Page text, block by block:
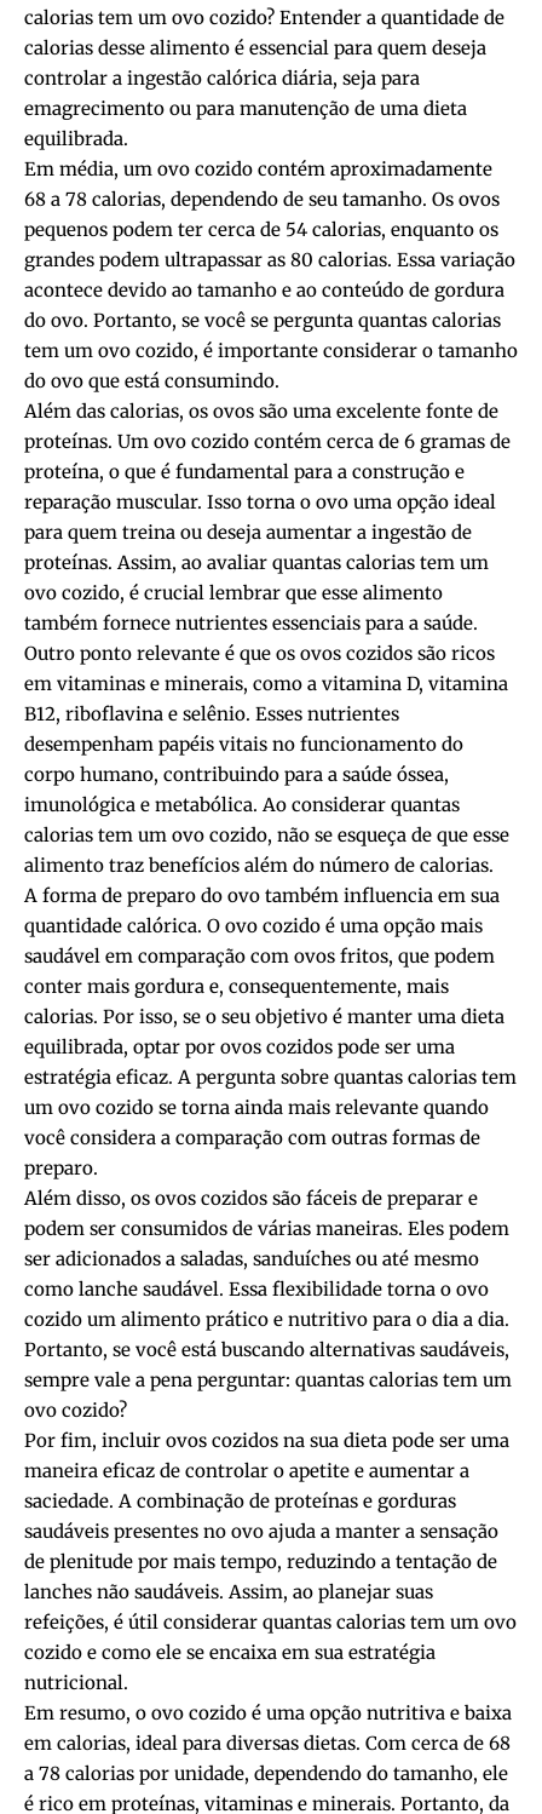
calorias tem um ovo cozido? Entender a quantidade de
calorias desse alimento é essencial para quem deseja
controlar a ingestão calórica diária, seja para
emagrecimento ou para manutenção de uma dieta
equilibrada.
Em média, um ovo cozido contém aproximadamente
68 a 78 calorias, dependendo de seu tamanho. Os ovos
pequenos podem ter cerca de 54 calorias, enquanto os
grandes podem ultrapassar as 80 calorias. Essa variação
acontece devido ao tamanho e ao conteúdo de gordura
do ovo. Portanto, se você se pergunta quantas calorias
tem um ovo cozido, é importante considerar o tamanho
do ovo que está consumindo.
Além das calorias, os ovos são uma excelente fonte de
proteínas. Um ovo cozido contém cerca de 6 gramas de
proteína, o que é fundamental para a construção e
reparação muscular. Isso torna o ovo uma opção ideal
para quem treina ou deseja aumentar a ingestão de
proteínas. Assim, ao avaliar quantas calorias tem um
ovo cozido, é crucial lembrar que esse alimento
também fornece nutrientes essenciais para a saúde.
Outro ponto relevante é que os ovos cozidos são ricos
em vitaminas e minerais, como a vitamina D, vitamina
B12, riboflavina e selênio. Esses nutrientes
desempenham papéis vitais no funcionamento do
corpo humano, contribuindo para a saúde óssea,
imunológica e metabólica. Ao considerar quantas
calorias tem um ovo cozido, não se esqueça de que esse
alimento traz benefícios além do número de calorias.
A forma de preparo do ovo também influencia em sua
quantidade calórica. O ovo cozido é uma opção mais
saudável em comparação com ovos fritos, que podem
conter mais gordura e, consequentemente, mais
calorias. Por isso, se o seu objetivo é manter uma dieta
equilibrada, optar por ovos cozidos pode ser uma
estratégia eficaz. A pergunta sobre quantas calorias tem
um ovo cozido se torna ainda mais relevante quando
você considera a comparação com outras formas de
preparo.
Além disso, os ovos cozidos são fáceis de preparar e
podem ser consumidos de várias maneiras. Eles podem
ser adicionados a saladas, sanduíches ou até mesmo
como lanche saudável. Essa flexibilidade torna o ovo
cozido um alimento prático e nutritivo para o dia a dia.
Portanto, se você está buscando alternativas saudáveis,
sempre vale a pena perguntar: quantas calorias tem um
ovo cozido?
Por fim, incluir ovos cozidos na sua dieta pode ser uma
maneira eficaz de controlar o apetite e aumentar a
saciedade. A combinação de proteínas e gorduras
saudáveis presentes no ovo ajuda a manter a sensação
de plenitude por mais tempo, reduzindo a tentação de
lanches não saudáveis. Assim, ao planejar suas
refeições, é útil considerar quantas calorias tem um ovo
cozido e como ele se encaixa em sua estratégia
nutricional.
Em resumo, o ovo cozido é uma opção nutritiva e baixa
em calorias, ideal para diversas dietas. Com cerca de 68
a 78 calorias por unidade, dependendo do tamanho, ele
é rico em proteínas, vitaminas e minerais. Portanto, da